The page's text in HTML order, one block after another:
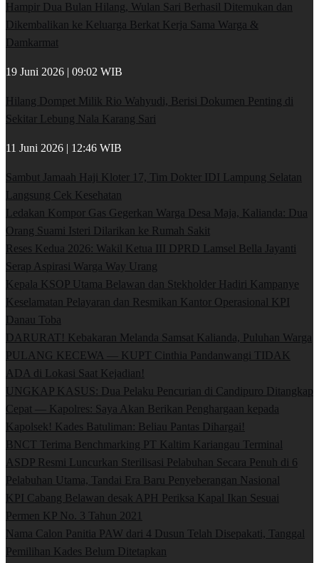
Hampir Dua Bulan Hilang, Wulan Sari Berhasil Ditemukan dan
Dikembalikan ke Keluarga Berkat Kerja Sama Warga &
Damkarmat
19 Juni 2026 | 09:02 WIB
Hilang Dompet Milik Rio Wahyudi, Berisi Dokumen Penting di
Sekitar Lebung Nala Karang Sari
11 Juni 2026 | 12:46 WIB
Sambut Jamaah Haji Kloter 17, Tim Dokter IDI Lampung Selatan
Langsung Cek Kesehatan
Ledakan Kompor Gas Gegerkan Warga Desa Maja, Kalianda: Dua
Orang Suami Isteri Dilarikan ke Rumah Sakit
Reses Kedua 2026: Wakil Ketua III DPRD Lamsel Bella Jayanti
Serap Aspirasi Warga Way Urang
Kepala KSOP Utama Belawan dan Stekholder Hadiri Kampanye
Keselamatan Pelayaran dan Resmikan Kantor Operasional KPI
Danau Toba
DARURAT! Kebakaran Melanda Samsat Kalianda, Puluhan Warga
PULANG KECEWA — KUPT Cinthia Pandanwangi TIDAK
ADA di Lokasi Saat Kejadian!
UNGKAP KASUS: Dua Pelaku Pencurian di Candipuro Ditangkap
Cepat — Kapolres: Saya Akan Berikan Penghargaan kepada
Kapolsek! Kades Batuliman: Beliau Pantas Dihargai!
BNCT Terima Benchmarking PT Kaltim Kariangau Terminal
ASDP Resmi Luncurkan Sterilisasi Pelabuhan Secara Penuh di 6
Pelabuhan Utama, Tandai Era Baru Penyeberangan Nasional
KPI Cabang Belawan desak APH Periksa Kapal Ikan Sesuai
Permen KP No. 3 Tahun 2021
Nama Calon Panitia PAW dari 4 Dusun Telah Disepakati, Tanggal
Pemilihan Kades Belum Ditetapkan